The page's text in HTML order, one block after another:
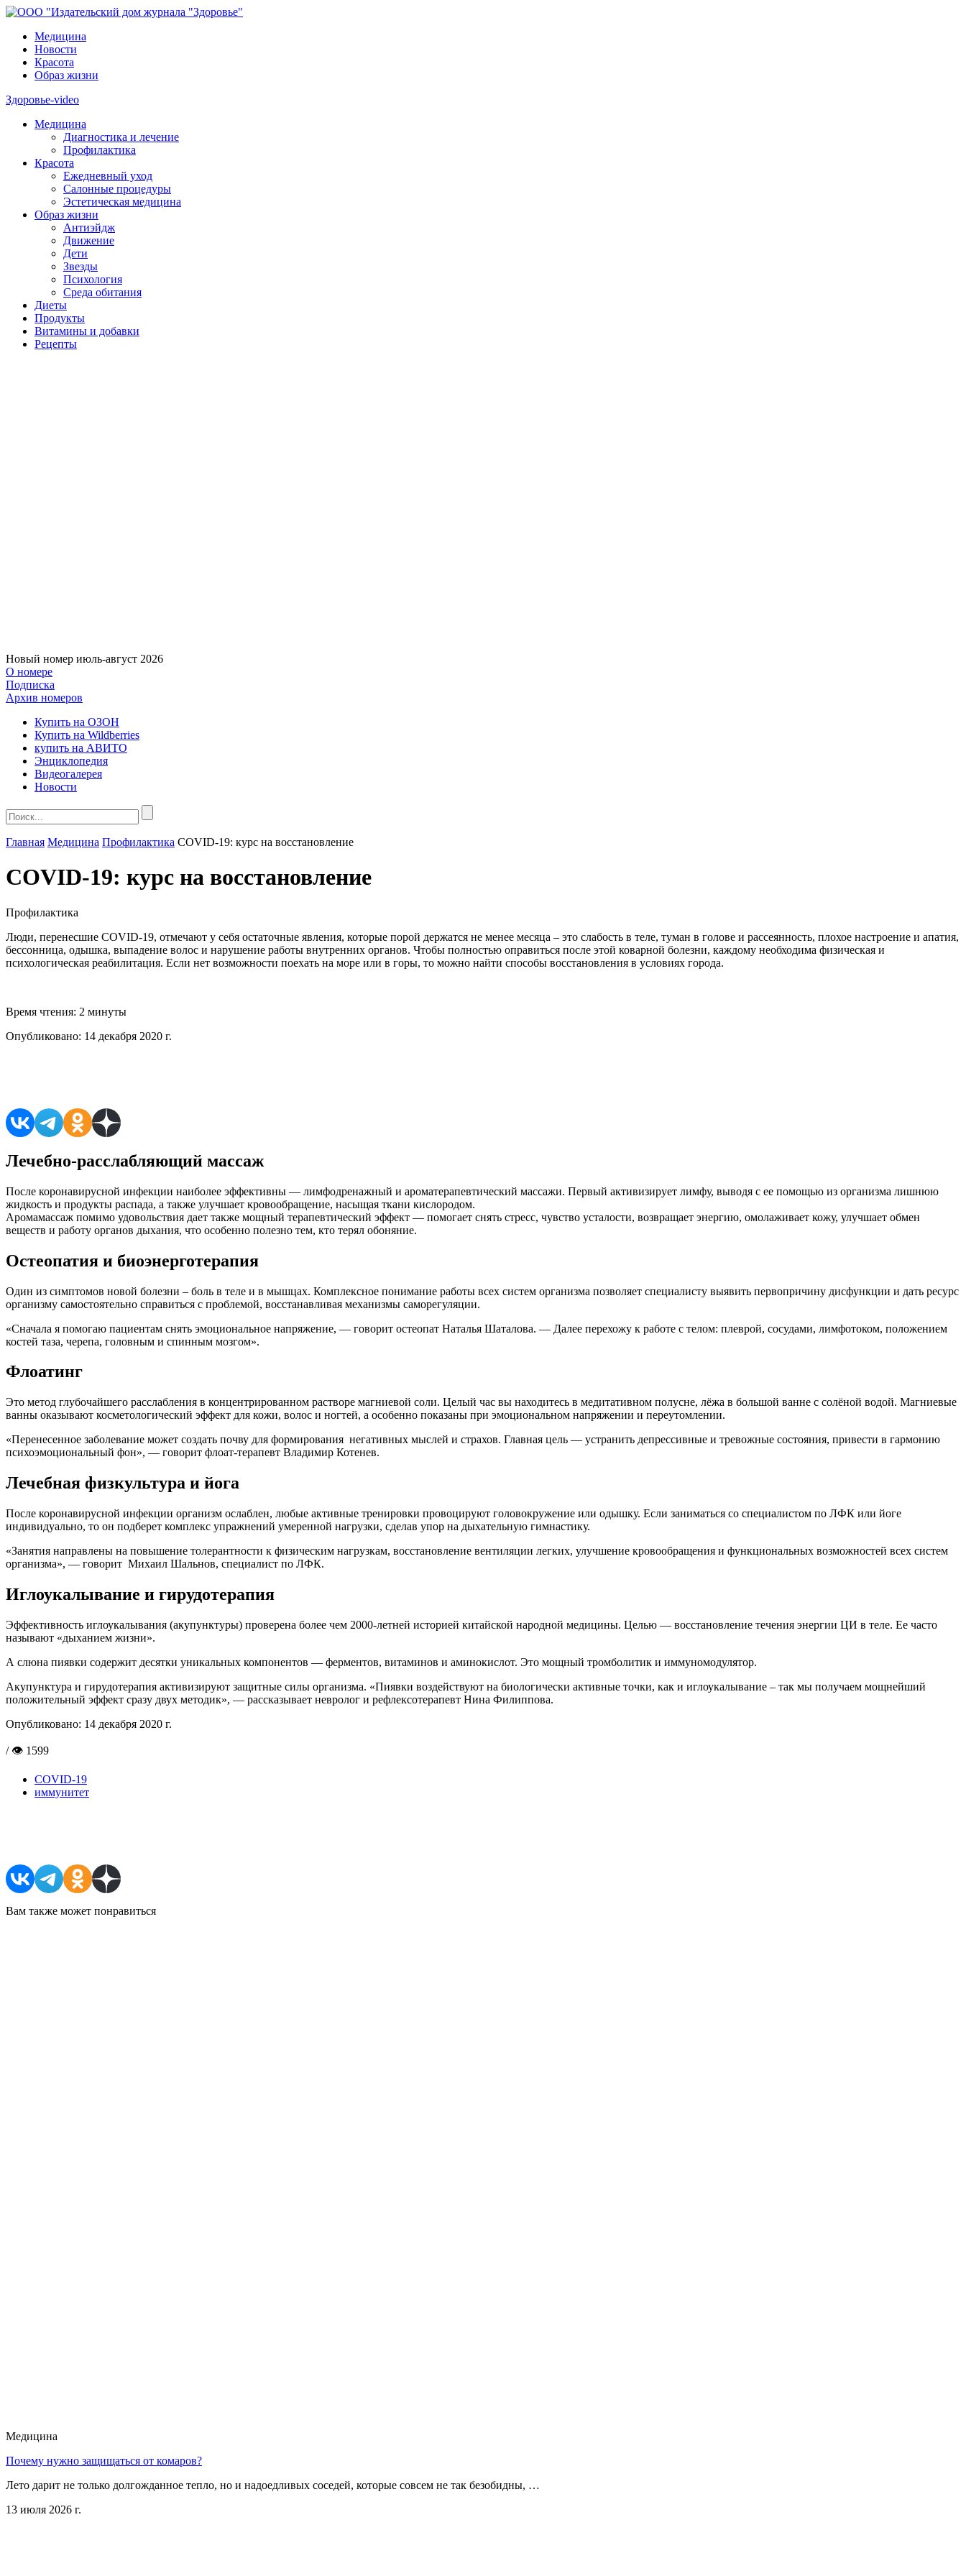
Медицина
Новости
Красота
Образ жизни
Здоровье-video
Медицина
Диагностика и лечение
Профилактика
Красота
Ежедневный уход
Салонные процедуры
Эстетическая медицина
Образ жизни
Антиэйдж
Движение
Дети
Звезды
Психология
Среда обитания
Диеты
Продукты
Витамины и добавки
Рецепты
Новый номер июль-август 2026
О номере
Подписка
Архив номеров
Купить на ОЗОН
Купить на Wildberries
купить на АВИТО
Энциклопедия
Видеогалерея
Новости
Главная Медицина Профилактика COVID-19: курс на восстановление
COVID-19: курс на восстановление
Профилактика
Люди, перенесшие COVID-19, отмечают у себя остаточные явления, которые порой держатся не менее месяца – это слабость в теле, туман в голове и рассеянность, плохое настроение и апатия,
бессонница, одышка, выпадение волос и нарушение работы внутренних органов. Чтобы полностью оправиться после этой коварной болезни, каждому необходима физическая и
психологическая реабилитация. Если нет возможности поехать на море или в горы, то можно найти способы восстановления в условиях города.
Время чтения: 2 минуты
Опубликовано: 14 декабря 2020 г.
Лечебно-расслабляющий массаж
После коронавирусной инфекции наиболее эффективны — лимфодренажный и ароматерапевтический массажи. Первый активизирует лимфу, выводя с ее помощью из организма лишнюю
жидкость и продукты распада, а также улучшает кровообращение, насыщая ткани кислородом.
Аромамассаж помимо удовольствия дает также мощный терапевтический эффект — помогает снять стресс, чувство усталости, возвращает энергию, омолаживает кожу, улучшает обмен
веществ и работу органов дыхания, что особенно полезно тем, кто терял обоняние.
Остеопатия и биоэнерготерапия
Один из симптомов новой болезни – боль в теле и в мышцах. Комплексное понимание работы всех систем организма позволяет специалисту выявить первопричину дисфункции и дать ресурс
организму самостоятельно справиться с проблемой, восстанавливая механизмы саморегуляции.
«Сначала я помогаю пациентам снять эмоциональное напряжение, — говорит остеопат Наталья Шаталова. — Далее перехожу к работе с телом: плеврой, сосудами, лимфотоком, положением
костей таза, черепа, головным и спинным мозгом».
Флоатинг
Это метод глубочайшего расслабления в концентрированном растворе магниевой соли. Целый час вы находитесь в медитативном полусне, лёжа в большой ванне с солёной водой. Магниевые
ванны оказывают косметологический эффект для кожи, волос и ногтей, а особенно показаны при эмоциональном напряжении и переутомлении.
«Перенесенное заболевание может создать почву для формирования негативных мыслей и страхов. Главная цель — устранить депрессивные и тревожные состояния, привести в гармонию
психоэмоциональный фон», — говорит флоат-терапевт Владимир Котенев.
Лечебная физкультура и йога
После коронавирусной инфекции организм ослаблен, любые активные тренировки провоцируют головокружение или одышку. Если заниматься со специалистом по ЛФК или йоге
индивидуально, то он подберет комплекс упражнений умеренной нагрузки, сделав упор на дыхательную гимнастику.
«Занятия направлены на повышение толерантности к физическим нагрузкам, восстановление вентиляции легких, улучшение кровообращения и функциональных возможностей всех систем
организма», — говорит Михаил Шальнов, специалист по ЛФК.
Иглоукалывание и гирудотерапия
Эффективность иглоукалывания (акупунктуры) проверена более чем 2000-летней историей китайской народной медицины. Целью — восстановление течения энергии ЦИ в теле. Ее часто
называют «дыханием жизни».
А слюна пиявки содержит десятки уникальных компонентов — ферментов, витаминов и аминокислот. Это мощный тромболитик и иммуномодулятор.
Акупунктура и гирудотерапия активизируют защитные силы организма. «Пиявки воздействуют на биологически активные точки, как и иглоукалывание – так мы получаем мощнейший
положительный эффект сразу двух методик», — рассказывает невролог и рефлексотерапевт Нина Филиппова.
Опубликовано: 14 декабря 2020 г.
/ 👁 1599
COVID-19
иммунитет
Вам также может понравиться
Медицина
Почему нужно защищаться от комаров?
Лето дарит не только долгожданное тепло, но и надоедливых соседей, которые совсем не так безобидны, …
13 июля 2026 г.